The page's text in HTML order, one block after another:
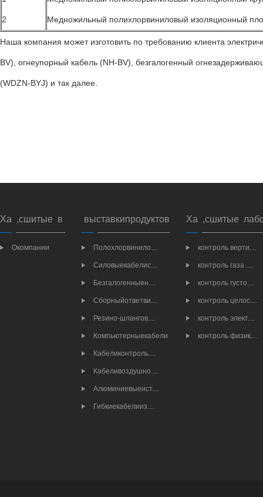
2 Медножильный полихлорвиниловый изоляционный
Наша компания может изготовить по требованию клиента
BV), огнеупорный кабель (NH-BV), безгалогенный
(WDZN-BYJ) и так далее.
Ха ,сшитые в
Окомпании
выставкипродуктов
Полохлорвинило....
Силовыекабелис....
Безгалогенныен....
Сборныйответви....
Резино-шлангов....
Компьютерныекабели
Кабеликонтроль....
Кабеливоздушно....
Алюминиевыеист....
Гибкиекабелииз....
Ха ,сшитые
контроль верти....
контроль газа ....
контроль густо....
контроль целос....
контроль элект....
контроль физик....